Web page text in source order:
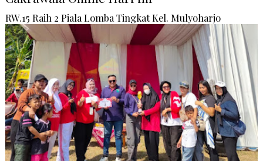
RW.15 Raih 2 Piala Lomba Tingkat Kel. Mulyoharjo